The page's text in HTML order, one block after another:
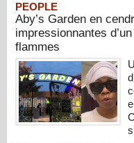
PEOPLE
Aby’s Garden en
impressionnantes
flammes